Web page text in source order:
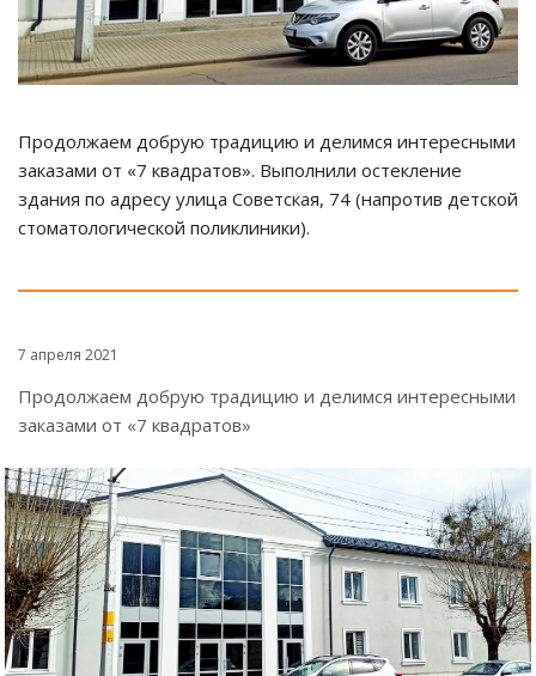
Продолжаем добрую традицию и делимся интересными
заказами от «7 квадратов». Выполнили остекление
здания по адресу улица Советская, 74 (напротив детской
стоматологической поликлиники).
7 апреля 2021
Продолжаем добрую традицию и делимся интересными
заказами от «7 квадратов»